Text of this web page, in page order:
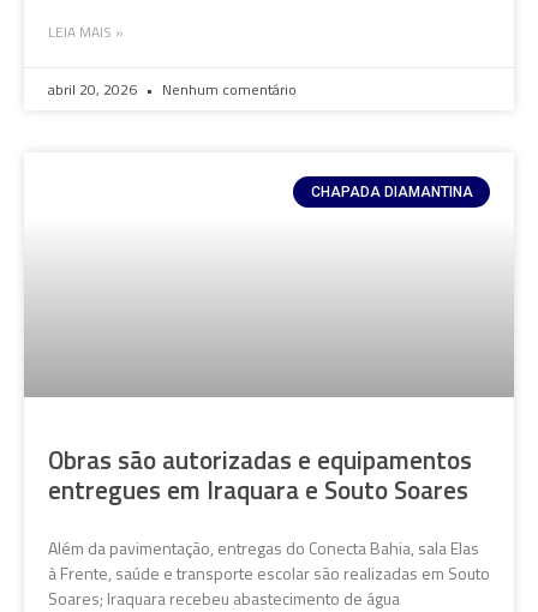
LEIA MAIS »
abril 20, 2026 Nenhum comentário
CHAPADA DIAMANTINA
Obras são autorizadas e equipamentos
entregues em Iraquara e Souto Soares
Além da pavimentação, entregas do Conecta Bahia, sala Elas
à Frente, saúde e transporte escolar são realizadas em Souto
Soares; Iraquara recebeu abastecimento de água